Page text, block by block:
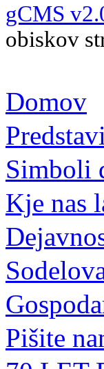
gCMS
obiskov
Domov
Simboli
Kje nas
Pišite